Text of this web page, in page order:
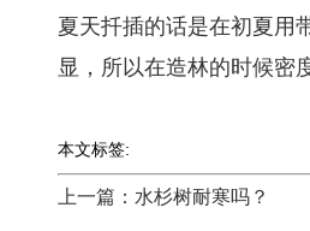
夏天扦插的话是在初夏用
显，所以在造林的时候密
本文标签:
上一篇：水杉树耐寒吗？